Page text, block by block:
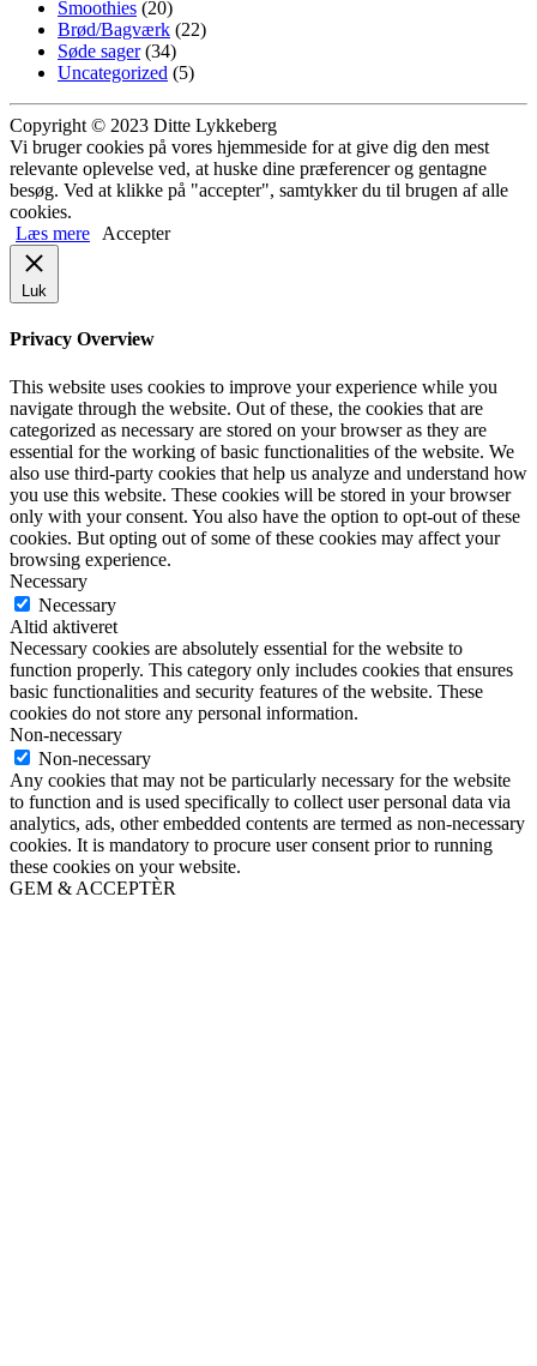
Smoothies (20)
Brød/Bagværk (22)
Søde sager(34)
Uncategorized (5)
Copyright © 2023 Ditte Lykkeberg
Vi bruger cookies på vores hjemmeside for at give dig den mest
relevante oplevelse ved, at huske dine præferencer og gentagne
besøg. Ved at klikke på "accepter", samtykker du til brugen af alle
cookies.
Læs mere
Accepter
Luk
Privacy Overview
This website uses cookies to improve your experience while you
navigate through the website. Out of these, the cookies that are
categorized as necessary are stored on your browser as they are
essential for the working of basic functionalities of the website. We
also use third-party cookies that help us analyze and understand how
you use this website. These cookies will be stored in your browser
only with your consent. You also have the option to opt-out of these
cookies. But opting out of some of these cookies may affect your
browsing experience.
Necessary
Necessary
Altid aktiveret
Necessary cookies are absolutely essential for the website to
function properly. This category only includes cookies that ensures
basic functionalities and security features of the website. These
cookies do not store any personal information.
Non-necessary
Non-necessary
Any cookies that may not be particularly necessary for the website
to function and is used specifically to collect user personal data via
analytics, ads, other embedded contents are termed as non-necessary
cookies. It is mandatory to procure user consent prior to running
these cookies on your website.
GEM & ACCEPTÈR